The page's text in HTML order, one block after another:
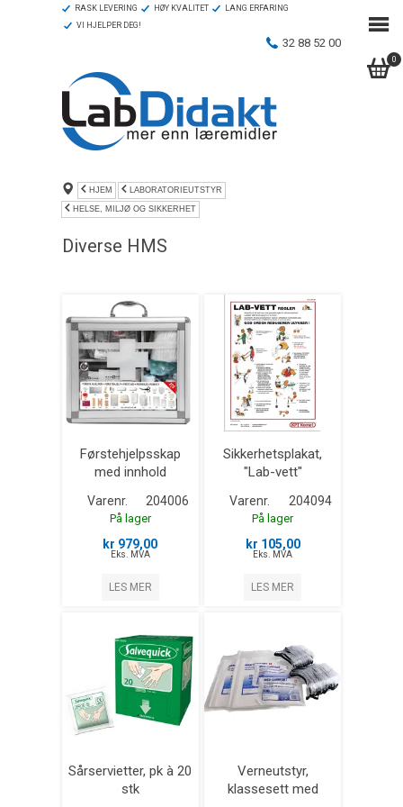
0
RASK LEVERING HØY KVALITET
LANG ERFARING
VI HJELPER DEG!
32 88 52 00
HJEM LABORATORIEUTSTYR
HELSE, MILJØ OG SIKKERHET
Diverse HMS
Førstehjelpsskap
med innhold
Varenr. 204006
På lager
kr 979,00
Eks. MVA
LES MER
Sikkerhetsplakat,
"Lab-vett"
Varenr. 204094
På lager
kr 105,00
Eks. MVA
LES MER
Sårservietter, pk à 20
stk
Verneutstyr,
klassesett med